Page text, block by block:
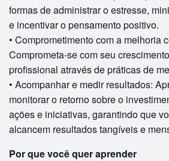
formas de administrar o estresse,
e incentivar o pensamento positivo.
• Comprometimento com a melhoria
Comprometa-se com seu
profissional através de práticas de
• Acompanhar e medir resultados:
monitorar o retorno sobre o
ações e iniciativas, garantindo que
alcancem resultados tangíveis e
Por que você quer aprender